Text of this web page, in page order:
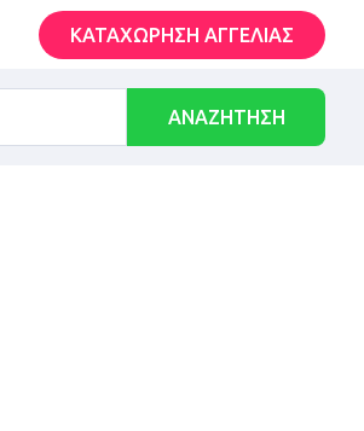
ΚΑΤΑΧΩΡΗΣΗ ΑΓΓΕΛΙΑΣ
ΑΝΑΖΗΤΗΣΗ